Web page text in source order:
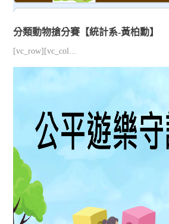
分類動物搶分賽【統計系-黃柏勳】
[vc_row][vc_col...